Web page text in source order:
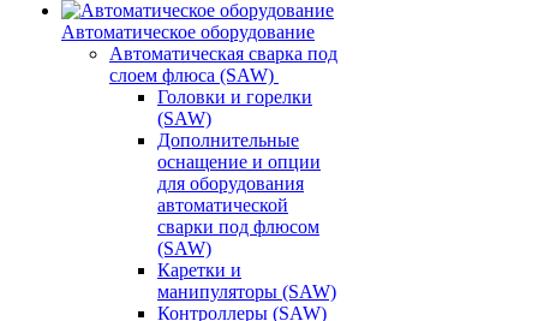
Автоматическое оборудование
Автоматическая сварка под
слоем флюса (SAW)
Головки и горелки
(SAW)
Дополнительные
оснащение и опции
для оборудования
автоматической
сварки под флюсом
(SAW)
Каретки и
манипуляторы (SAW)
Контроллеры (SAW)